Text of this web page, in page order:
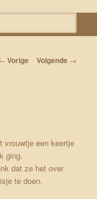
Tatsu en Yumi)
navigatie
Vorige Volgende →
vrouwtje een keertje
ging.
dat ze het over
te doen.